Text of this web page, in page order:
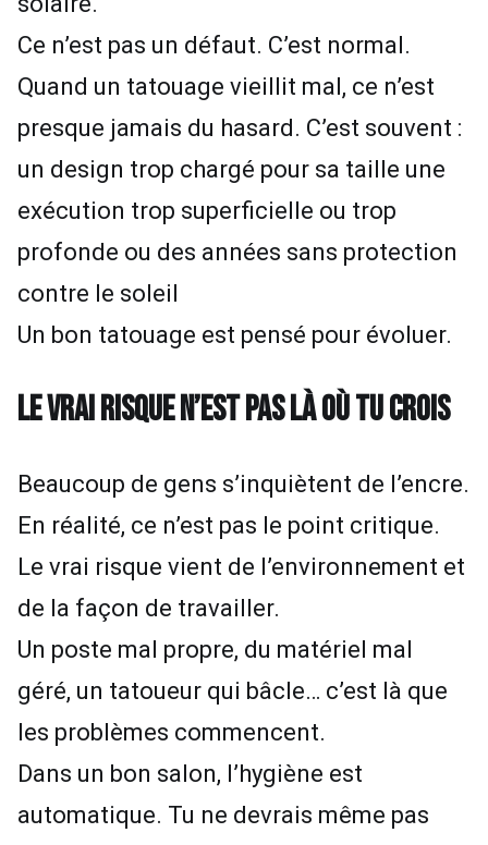
Ce n’est pas un défaut. C’est normal.
Quand un tatouage vieillit mal, ce n’est
presque jamais du hasard. C’est souvent :
un design trop chargé pour sa taille une
exécution trop superficielle ou trop
profonde ou des années sans protection
contre le soleil
Un bon tatouage est pensé pour évoluer.
LE VRAI RISQUE N’EST PAS LÀ OÙ TU CROIS
Beaucoup de gens s’inquiètent de l’encre.
En réalité, ce n’est pas le point critique.
Le vrai risque vient de l’environnement et
de la façon de travailler.
Un poste mal propre, du matériel mal
géré, un tatoueur qui bâcle… c’est là que
les problèmes commencent.
Dans un bon salon, l’hygiène est
automatique. Tu ne devrais même pas